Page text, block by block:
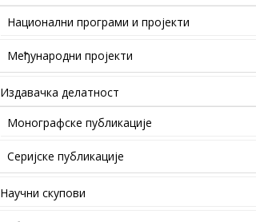
Национални програми и пројекти
Међународни пројекти
Издавачка делатност
Монографске публикације
Серијске публикације
Научни скупови